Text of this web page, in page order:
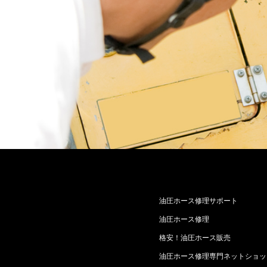
油圧ホース修理サポート
油圧ホース修理
格安！油圧ホース販売
油圧ホース修理専門ネットショッ